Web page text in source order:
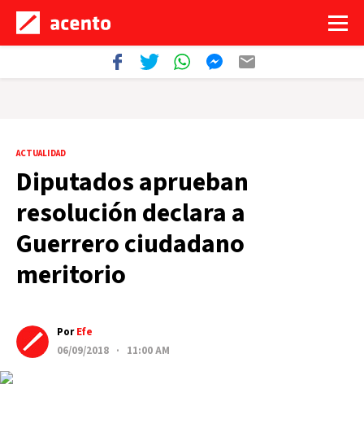
ACTUALIDAD
Diputados aprueban
resolución declara a
Guerrero ciudadano
meritorio
PorEfe
06/09/2018 · 11:00 AM